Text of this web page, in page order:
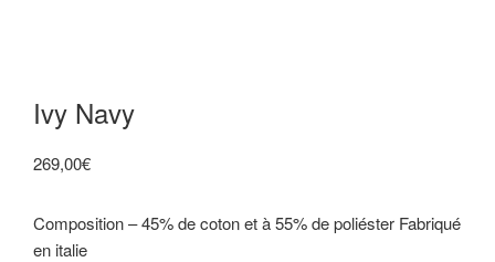
Ivy Navy
269,00€
Composition – 45% de coton et à 55% de poliéster Fabriqué
en italie